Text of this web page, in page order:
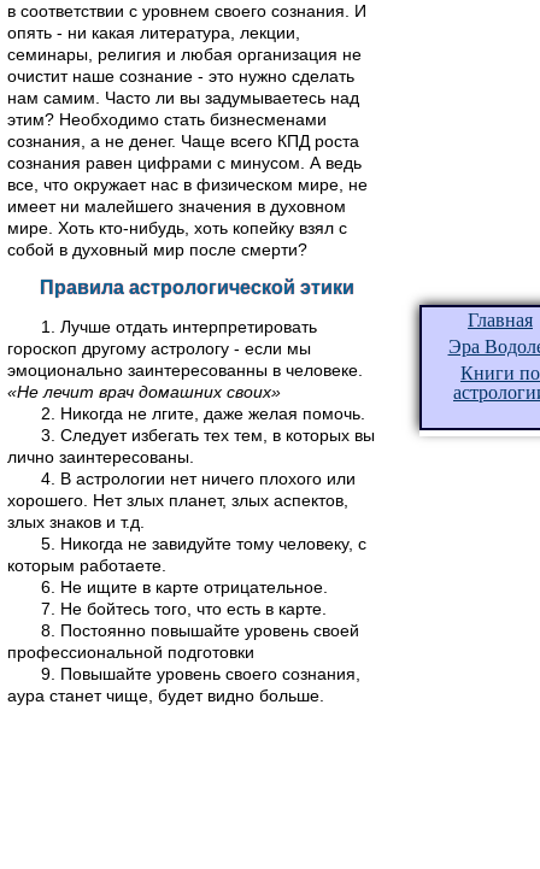
Главная
Эра
Книги по
в соответствии с уровнем своего сознания. И
опять - ни какая литература, лекции,
семинары, религия и любая организация не
очистит наше сознание - это нужно сделать
нам самим. Часто ли вы задумываетесь над
этим? Необходимо стать бизнесменами
сознания, а не денег. Чаще всего КПД роста
сознания равен цифрами с минусом. А ведь
все, что окружает нас в физическом мире, не
имеет ни малейшего значения в духовном
мире. Хоть кто-нибудь, хоть копейку взял с
собой в духовный мир после смерти?
Правила астрологической этики
1. Лучше отдать интерпретировать
гороскоп другому астрологу - если мы
эмоционально заинтересованны в человеке.
«Не лечит врач домашних своих»
2. Никогда не лгите, даже желая помочь.
3. Следует избегать тех тем, в которых вы
лично заинтересованы.
4. В астрологии нет ничего плохого или
хорошего. Нет злых планет, злых аспектов,
злых знаков и т.д.
5. Никогда не завидуйте тому человеку, с
которым работаете.
6. Не ищите в карте отрицательное.
7. Не бойтесь того, что есть в карте.
8. Постоянно повышайте уровень своей
профессиональной подготовки
9. Повышайте уровень своего сознания,
аура станет чище, будет видно больше.